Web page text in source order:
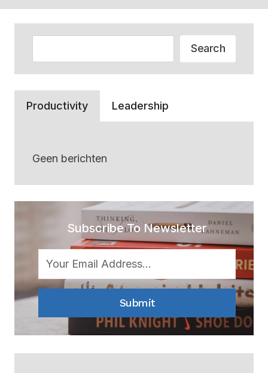
Search
Productivity Leadership
Geen berichten
Subscribe To Newsletter
Submit